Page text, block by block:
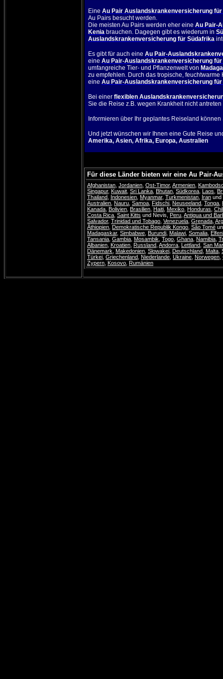
EineAu Pair Auslandskrankenversicherung
Au Pairs besucht werden.
Die meisten Au Pairs werden eher eine Au Pair-
Kenia brauchen. Dagegen gibt es wiederum in
Auslandskrankenversicherung für Südafrika
Es gibt für auch eineAu Pair-
eineAu Pair-Auslandskrankenversicherung für
umfangreiche Tier- und Pflanzenwelt von
zu empfehlen. Durch das tropische,
eineAu Pair-Auslandskrankenversicherung für
Bei einerflexiblen
Sie die Reise z.B. wegen Krankheit nicht
Informieren über Ihr geplantes Reiseland
Und jetzt wünschen wir Ihnen eine Gute Reise
Amerika,Asien,Afrika, Europa,Australien
Für diese Länder bieten wir eine Au Pair-
Afghanistan Jordanien Ost-Timor, Armenien
Singapur, Kuwait Sri Lanka Bhutan Südkorea Laos
Thailand Indonesien Myanmar, Turkmenistan Iran und
Australien Nauru Samoa Fidschi Neuseeland Tonga
Kanada Bolivien Brasilien Haiti Mexiko Honduras
Costa Rica Saint Kitts und Nevis Peru Antigua und
Salvador, Trinidad und Tobago Venezuela Grenada
Äthiopien Demokratische Republik Kongo São Tomé
Madagaskar, Simbabwe Burundi Malawi Somalia
Tansania Gambia Mosambik Togo Ghana Namibia
Albanien Kroatien Russland Andorra Lettland San
Dänemark Makedonien Slowakei Deutschland Malta
Türkei Griechenland Niederlande Ukraine Norwegen
Zypern Kosovo Rumänien